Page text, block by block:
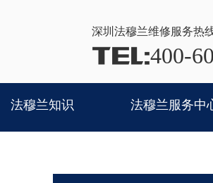
深圳法穆兰维修服务热
TEL:400-
法穆兰知识 法穆兰服务中